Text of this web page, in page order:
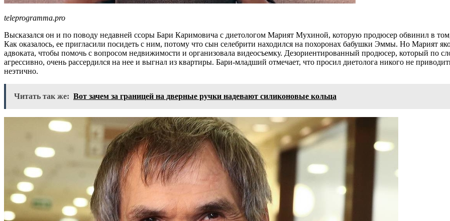
teleprogramma.pro
Высказался он и по поводу недавней ссоры Бари Каримовича с диетологом Марият Мухиной, которую продюсер обвинил в том,
Как оказалось, ее пригласили посидеть с ним, потому что сын селебрити находился на похоронах бабушки Эммы. Но Марият
адвоката, чтобы помочь с вопросом недвижимости и организовала видеосъемку. Дезориентированный продюсер, который по
агрессивно, очень рассердился на нее и выгнал из квартиры. Бари-младший отмечает, что просил диетолога никого не
неэтично.
Читать так же: Вот зачем за границей на дверные ручки надевают силиконовые кольца